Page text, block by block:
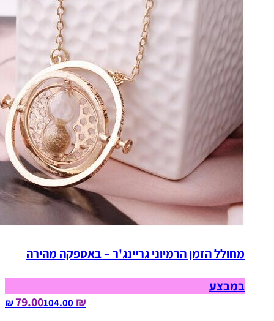
מחולל הזמן הרמיוני גריינג'ר – באספקה מהירה
במבצע
₪ 79.00
104.00‏ ₪